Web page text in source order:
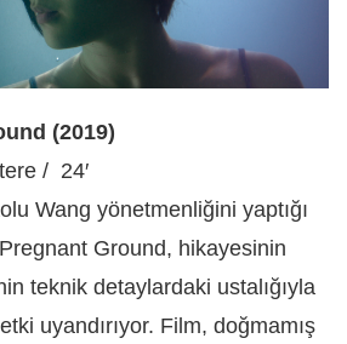
(2019)
/ 24′
Wang yönetmenliğini yaptığı
Ground, hikayesinin
teknik detaylardaki ustalığıyla
uyandırıyor. Film, doğmamış